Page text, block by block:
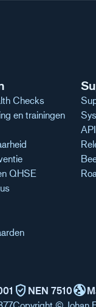
Checks
en trainingen
QHSE
verified_user NEN 7510globe_uk